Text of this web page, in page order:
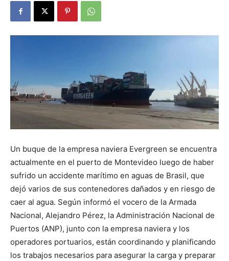
Un buque de la empresa naviera Evergreen se encuentra
actualmente en el puerto de Montevideo luego de haber
sufrido un accidente marítimo en aguas de Brasil, que
dejó varios de sus contenedores dañados y en riesgo de
caer al agua. Según informó el vocero de la Armada
Nacional, Alejandro Pérez, la Administración Nacional de
Puertos (ANP), junto con la empresa naviera y los
operadores portuarios, están coordinando y planificando
los trabajos necesarios para asegurar la carga y preparar